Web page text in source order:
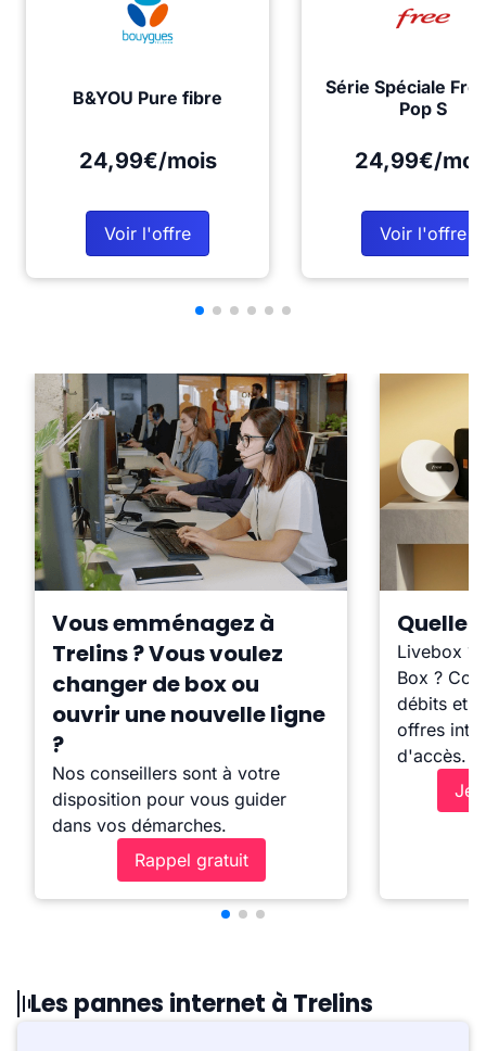
B&YOU Pure fibre
24,99€/mois
Voir l'offre
Série Spéciale
Pop S
24,99€/
Voir l'offre
Vous emménagez à
Trelins ? Vous voulez
changer de box ou
ouvrir une nouvelle ligne
?
Nos conseillers sont à votre
disposition pour vous guider
dans vos démarches.
Rappel gratuit
Quelle
Livebox ?
Box ?
débits et
offres
d'accès.
Je
Les pannes internet à Trelins